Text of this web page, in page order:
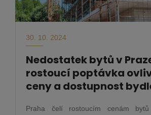
30. 10. 2024
Nedostatek bytů v
rostoucí poptávka
ceny a dostupnost
Praha čelí rostoucím cenám